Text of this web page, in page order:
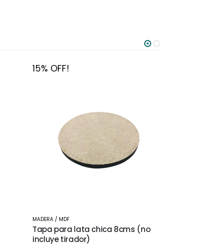
15% OFF!
MADERA / MDF
Tapa para lata chica 8cms (no
incluye tirador)